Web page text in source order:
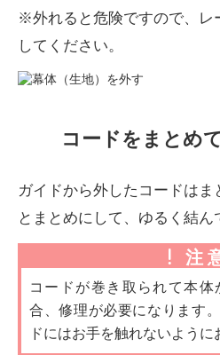
※外れると危険ですので、レ
してください。
コードをまとめ
ガイドから外したコードは
とまとめにして、ゆるく結ん
注
コードが巻き取られて本
合、修理が必要になります
ドにはお手を触れないように